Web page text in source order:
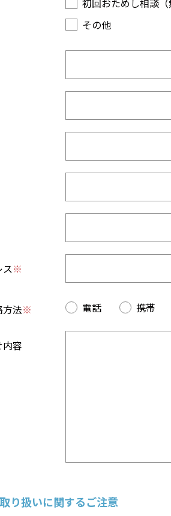
初回おためし相談（
その他
ス※
方法※ 電話 携帯
容
り扱いに関するご注意